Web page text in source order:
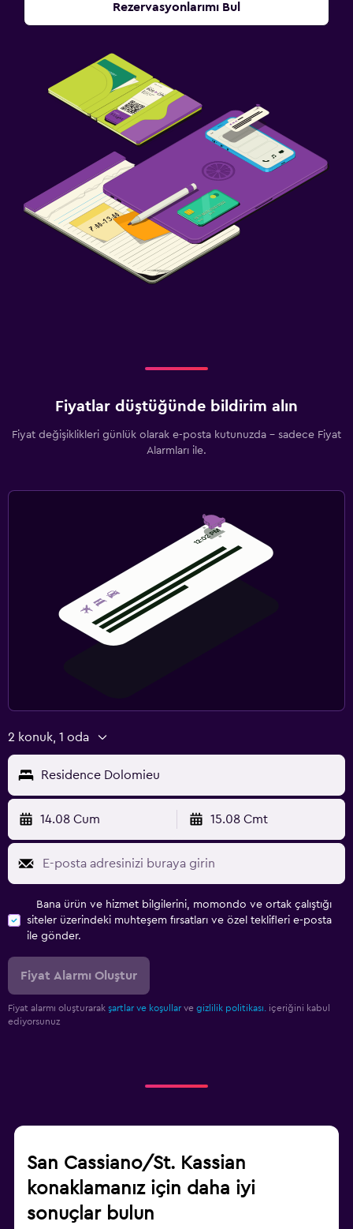
Rezervasyonlarımı Bul
Fiyatlar düştüğünde bildirim alın
Fiyat değişiklikleri günlük olarak e-posta kutunuzda - sadece Fiyat
Alarmları ile.
2 konuk, 1 oda
Residence Dolomieu
14.08 Cum 15.08 Cmt
Bana ürün ve hizmet bilgilerini, momondo ve ortak çalıştığı
siteler üzerindeki muhteşem fırsatları ve özel teklifleri e-posta
ile gönder.
Fiyat Alarmı Oluştur
Fiyat alarmı oluşturarak şartlar ve koşullar ve gizlilik politikası.
içeriğini kabul
ediyorsunuz
San Cassiano/St. Kassian
konaklamanız için daha iyi
sonuçlar bulun